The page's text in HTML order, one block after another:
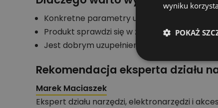
Konkretne parametry ułatwiają szybkie
Produkt sprawdzi się w zadaniach
Jest dobrym uzupełnieniem wyposażenia
Rekomendacja eksperta działu
Marek Maciaszek
Ekspert działu narzędzi, elektronarzędzi i
wyniku
POKAŻ